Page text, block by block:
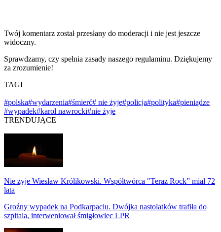
Twój komentarz został przesłany do moderacji i nie jest jeszcze
widoczny.
Sprawdzamy, czy spełnia zasady naszego regulaminu. Dziękujemy
za zrozumienie!
TAGI
#polska#wydarzenia#śmierć# nie żyje#policja#polityka#pieniądze
#wypadek#karol nawrocki#nie żyje
TRENDUJĄCE
Nie żyje Wiesław Królikowski. Współtwórca "Teraz Rock” miał 72
lata
Groźny wypadek na Podkarpaciu. Dwójka nastolatków trafiła do
szpitala, interweniował śmigłowiec LPR